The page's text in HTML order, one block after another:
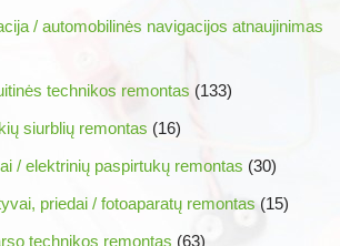
/ automobilinės navigacijos atnaujinimas
technikos remontas (133)
siurblių remontas (16)
/ elektrinių paspirtukų remontas (30)
priedai / fotoaparatų remontas (15)
technikos remontas (63)